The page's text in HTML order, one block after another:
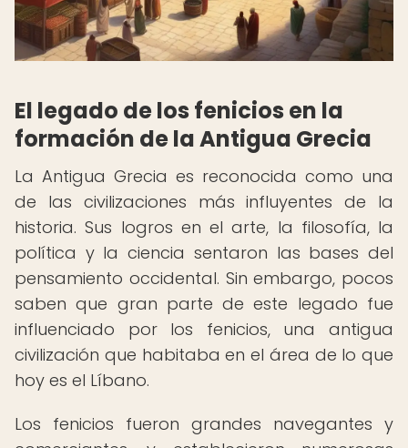
El legado de los fenicios en la
formación de la Antigua Grecia
La Antigua Grecia es reconocida como una
de las civilizaciones más influyentes de la
historia. Sus logros en el arte, la filosofía, la
política y la ciencia sentaron las bases del
pensamiento occidental. Sin embargo, pocos
saben que gran parte de este legado fue
influenciado por los fenicios, una antigua
civilización que habitaba en el área de lo que
hoy es el Líbano.
Los fenicios fueron grandes navegantes y